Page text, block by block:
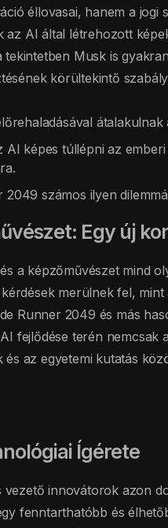
éllovasai, hanem a
az AI által létrehozott
Musk is
körültekintő
AI képes túllépni az
2049 számos ilyen
Egy új
a képzőművészet mind
merülnek fel,
Runner 2049 és más
fejlődése terén
és az egyetemi kutatás
Ígérete
vezető innovátorok azon
fenntarthatóbb és